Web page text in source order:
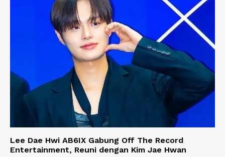
Lee Dae Hwi AB6IX Gabung Off The Record
Entertainment, Reuni dengan Kim Jae Hwan